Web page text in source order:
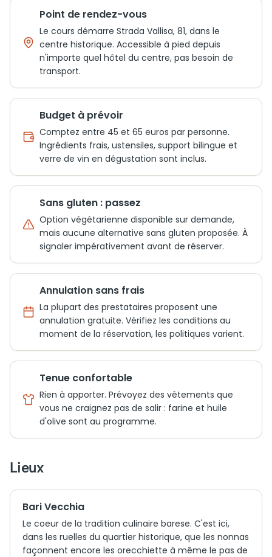
Point de rendez-vous
Le cours démarre Strada Vallisa, 81, dans le
centre historique. Accessible à pied depuis
n'importe quel hôtel du centre, pas besoin de
transport.
Budget à prévoir
Comptez entre 45 et 65 euros par personne.
Ingrédients frais, ustensiles, support bilingue et
verre de vin en dégustation sont inclus.
Sans gluten : passez
Option végétarienne disponible sur demande,
mais aucune alternative sans gluten proposée. À
signaler impérativement avant de réserver.
Annulation sans frais
La plupart des prestataires proposent une
annulation gratuite. Vérifiez les conditions au
moment de la réservation, les politiques varient.
Tenue confortable
Rien à apporter. Prévoyez des vêtements que
vous ne craignez pas de salir : farine et huile
d'olive sont au programme.
Lieux
Bari Vecchia
Le coeur de la tradition culinaire barese. C'est ici,
dans les ruelles du quartier historique, que les nonnas
façonnent encore les orecchiette à même le pas de